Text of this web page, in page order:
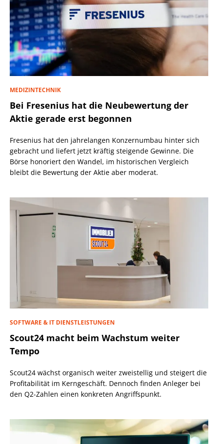
MEDIZINTECHNIK
Bei Fresenius hat die Neubewertung der
Aktie gerade erst begonnen
Fresenius hat den jahrelangen Konzernumbau hinter sich
gebracht und liefert jetzt kräftig steigende Gewinne. Die
Börse honoriert den Wandel, im historischen Vergleich
bleibt die Bewertung der Aktie aber moderat.
SOFTWARE & IT DIENSTLEISTUNGEN
Scout24 macht beim Wachstum weiter
Tempo
Scout24 wächst organisch weiter zweistellig und steigert die
Profitabilität im Kerngeschäft. Dennoch finden Anleger bei
den Q2-Zahlen einen konkreten Angriffspunkt.